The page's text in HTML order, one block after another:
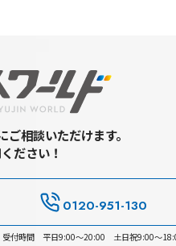
相談いただけます。
ださい！
0120-951-130
受付時間 平日9:00～20:00 土日祝9:00～